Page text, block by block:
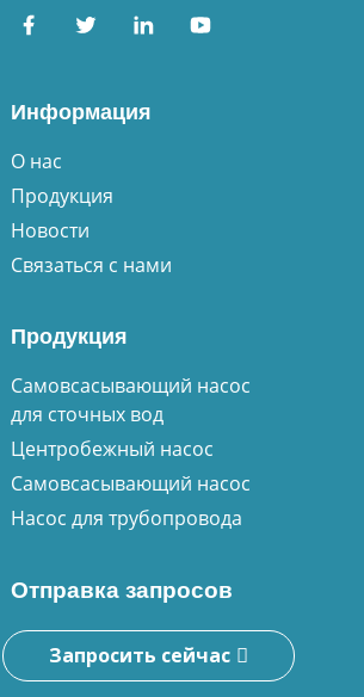
Информация
О нас
Продукция
Новости
Связаться с нами
Продукция
Самовсасывающий насос
для сточных вод
Центробежный насос
Самовсасывающий насос
Насос для трубопровода
Отправка запросов
Запросить сейчас